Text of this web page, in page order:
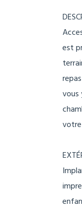
est
vous